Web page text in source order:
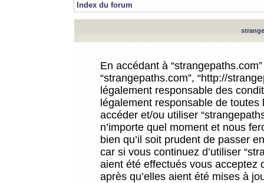
Index du forum
En accédant à
“strangepaths.com”, “http://
légalement responsable des
légalement responsable de
accéder et/ou utiliser
n’importe quel moment et nous
bien qu’il soit prudent de passer
car si vous continuez d’utiliser
aient été effectués vous acceptez
après qu’elles aient été mises à